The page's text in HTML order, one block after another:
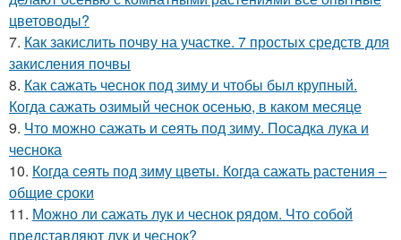
цветоводы?
7. Как закислить почву на участке. 7 простых средств для
закисления почвы
8. Как сажать чеснок под зиму и чтобы был крупный.
Когда сажать озимый чеснок осенью, в каком месяце
9. Что можно сажать и сеять под зиму. Посадка лука и
чеснока
10. Когда сеять под зиму цветы. Когда сажать растения –
общие сроки
11. Можно ли сажать лук и чеснок рядом. Что собой
представляют лук и чеснок?